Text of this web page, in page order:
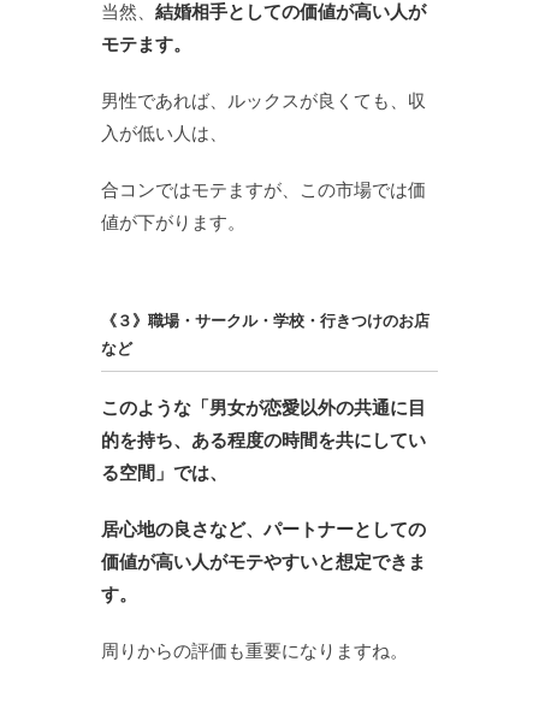
当然、 結婚相手としての価値が高い人が
モテます。
男性であれば、ルックスが良くても、収
入が低い人は、
合コンではモテますが、この市場では価
値が下がります。
《３》職場・サークル・学校・行きつけのお店
など
このような「男女が恋愛以外の共通に目
的を持ち、ある程度の時間を共にしてい
る空間」では、
居心地の良さなど、パートナーとしての
価値が高い人がモテやすいと想定できま
す。
周りからの評価も重要になりますね。